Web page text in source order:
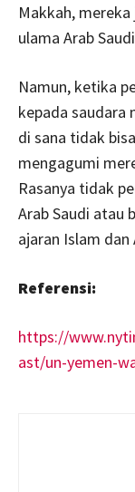
Makkah,
ulama Arab
Namun, ketika
kepada saudara
di sana tidak
mengagumi
Rasanya tidak
Arab Saudi atau
ajaran Islam dan
Referensi:
https://
ast/un-yemen-